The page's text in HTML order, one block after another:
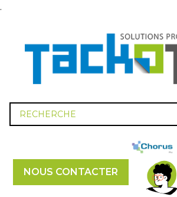
.
Recherche
de
produits
NOUS CONTACTER